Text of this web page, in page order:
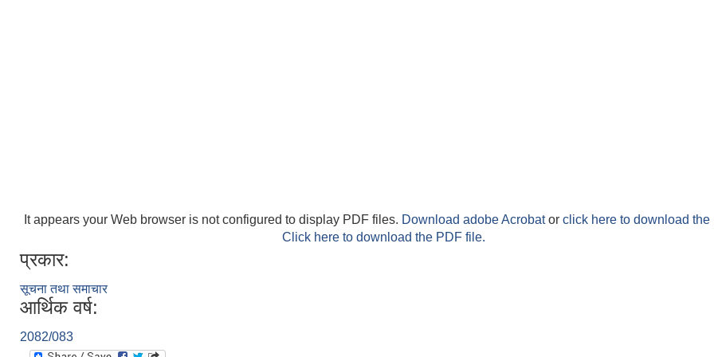
It appears your Web browser is not configured to display PDF files. Download adobe Acrobator click here to download the
Click here to download the PDF file.
प्रकार:
सूचना तथा समाचार
आर्थिक वर्ष:
2082/083